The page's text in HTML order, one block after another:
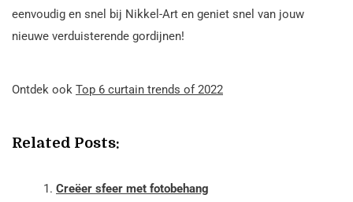
eenvoudig en snel bij Nikkel-Art en geniet snel van jouw
nieuwe verduisterende gordijnen!
Ontdek ook Top 6 curtain trends of 2022
Related Posts:
Creëer sfeer met fotobehang